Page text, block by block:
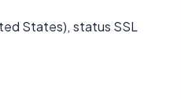
States), status SSL